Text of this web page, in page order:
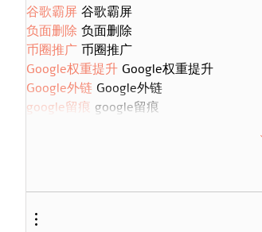
谷歌霸屏 谷歌霸屏
负面删除 负面删除
币圈推广 币圈推广
Google权重提升 Google权重提升
Google外链 Google外链
google留痕 google留痕